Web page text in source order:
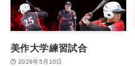
美作大学練習試合
2026年5月10日